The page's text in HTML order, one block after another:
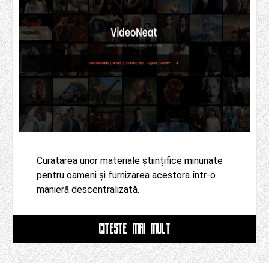
Curatarea unor materiale științifice minunate
pentru oameni și furnizarea acestora într-o
manieră descentralizată.
CITESTE MAI MULT